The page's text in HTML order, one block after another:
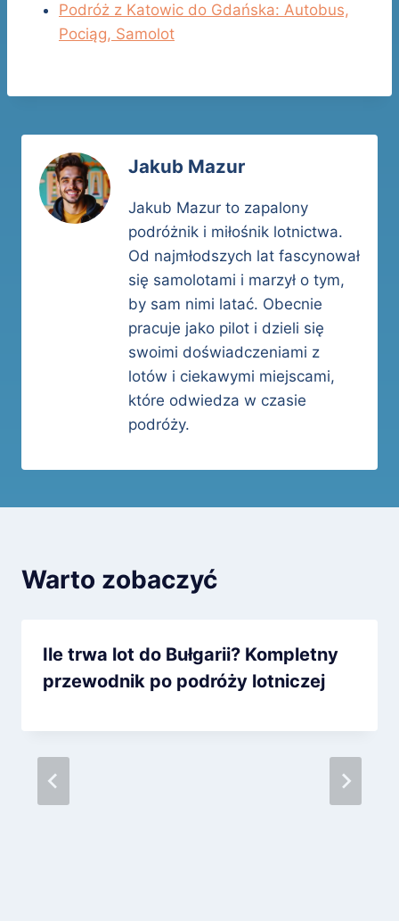
Podróż z Katowic do Gdańska: Autobus,
Pociąg, Samolot
Jakub Mazur
Jakub Mazur to zapalony
podróżnik i miłośnik lotnictwa.
Od najmłodszych lat fascynował
się samolotami i marzył o tym,
by sam nimi latać. Obecnie
pracuje jako pilot i dzieli się
swoimi doświadczeniami z
lotów i ciekawymi miejscami,
które odwiedza w czasie
podróży.
Warto zobaczyć
Ile trwa lot do Bułgarii? Kompletny
przewodnik po podróży lotniczej